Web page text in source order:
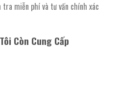
miễn phí và tư vấn chính xác
Còn Cung Cấp